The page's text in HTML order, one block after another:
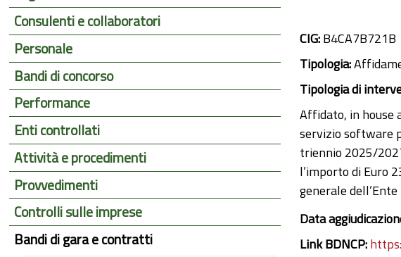
CIG:B4CA7B721B
Tipologia:
Tipologia di
Affidato, in house
servizio software
triennio 2025/
l’importo di Euro
generale
Data
Link BDNCP:
Consulenti e collaboratori
Personale
Bandi di concorso
Performance
Enti controllati
Attività e procedimenti
Provvedimenti
Controlli sulle imprese
Bandi di gara e contratti